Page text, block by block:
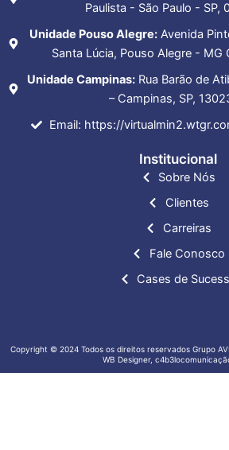
Paulista - São Paulo - SP,
Unidade Pouso Alegre:Avenida
Santa Lúcia, Pouso Alegre - MG
Unidade Campinas:Rua Barão de
– Campinas, SP,
Email: https://
Institucional
Sobre Nós
Clientes
Carreiras
Fale Conosco
Cases de
Copyright © 2024 Todos os direitos reservados Grupo
WB Designer,